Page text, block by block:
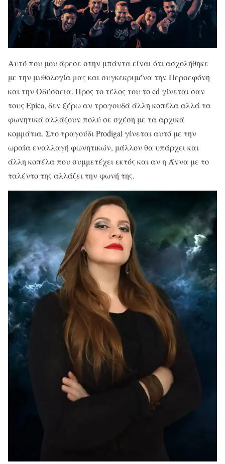
Αυτό που μου άρεσε στην μπάντα είναι ότι ασχολήθηκε
με την μυθολογία μας και συγκεκριμένα την Περσεφόνη
και την Οδύσσεια. Προς το τέλος του το cd γίνεται σαν
τους Epica, δεν ξέρω αν τραγουδά άλλη κοπέλα αλλά τα
φωνητικά αλλάζουν πολύ σε σχέση με τα αρχικά
κομμάτια. Στο τραγούδι Prodigal γίνεται αυτό με την
ωραία εναλλαγή φωνητικών, μάλλον θα υπάρχει και
άλλη κοπέλα που συμμετέχει εκτός και αν η Άννα με το
ταλέντο της αλλάζει την φωνή της.